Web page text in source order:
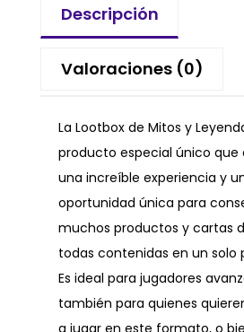
Descripción
Valoraciones (0)
La Lootbox de Mitos y
producto especial único que
una increíble experiencia y
oportunidad única para
muchos productos y cartas
todas contenidas en un solo
Es ideal para jugadores
también para quienes